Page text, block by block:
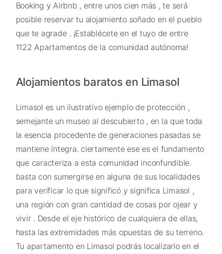
Booking y Airbnb , entre unos cien más , te será
posible reservar tu alojamiento soñado en el pueblo
que te agrade . ¡Establécete en el tuyo de entre
1122 Apartamentos de la comunidad autónoma!
Alojamientos baratos en Limasol
Limasol es un ilustrativo ejemplo de protección ,
semejante un museo al descubierto , en la que toda
la esencia procedente de generaciones pasadas se
mantiene íntegra. ciertamente ese es el fundamento
que caracteriza a esta comunidad inconfundible.
basta con sumergirse en alguna de sus localidades
para verificar lo que significó y significa Limasol ,
una región con gran cantidad de cosas por ojear y
vivir . Desde el eje histórico de cualquiera de ellas,
hasta las extremidades más opuestas de su terreno.
Tu apartamento en Limasol podrás localizarlo en el